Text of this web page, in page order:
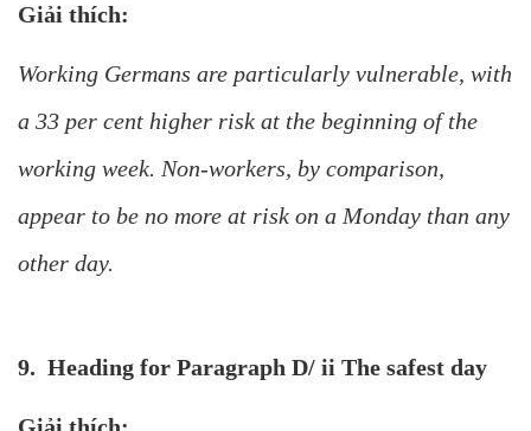
Giải thích:
Working Germans are particularly vulnerable, with
a 33 per cent higher risk at the beginning of the
working week. Non-workers, by comparison,
appear to be no more at risk on a Monday than any
other day.
9. Heading for Paragraph D/ ii The safest day